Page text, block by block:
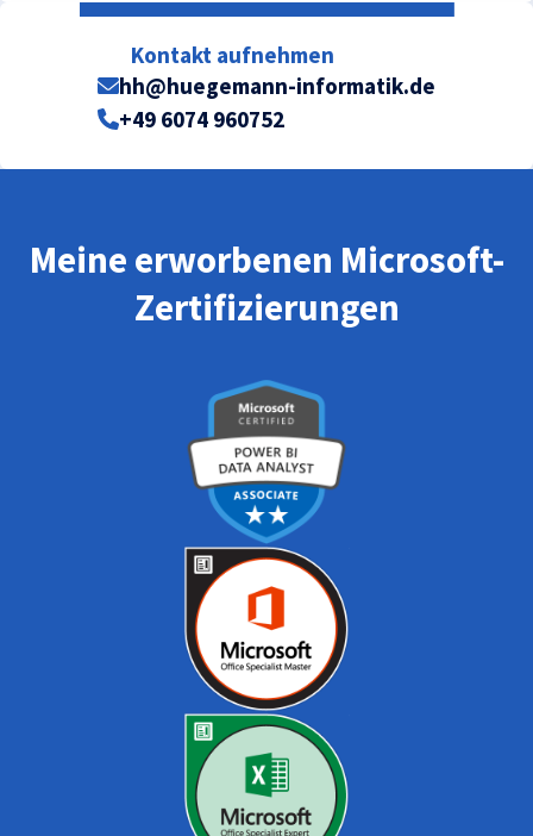
Kontakt aufnehmen
hh@huegemann-informatik.de
+49 6074 960752
Meine erworbenen Microsoft-
Zertifizierungen